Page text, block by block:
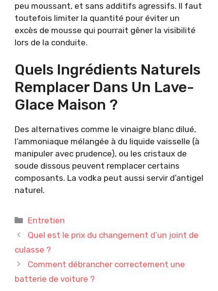
peu moussant, et sans additifs agressifs. Il faut
toutefois limiter la quantité pour éviter un
excès de mousse qui pourrait gêner la visibilité
lors de la conduite.
Quels Ingrédients Naturels
Remplacer Dans Un Lave-
Glace Maison ?
Des alternatives comme le vinaigre blanc dilué,
l’ammoniaque mélangée à du liquide vaisselle (à
manipuler avec prudence), ou les cristaux de
soude dissous peuvent remplacer certains
composants. La vodka peut aussi servir d’antigel
naturel.
Catégories
Entretien
Quel est le prix du changement d’un joint de
culasse ?
Comment débrancher correctement une
batterie de voiture ?